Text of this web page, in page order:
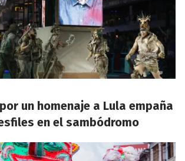
un homenaje a Lula empaña
en el sambódromo